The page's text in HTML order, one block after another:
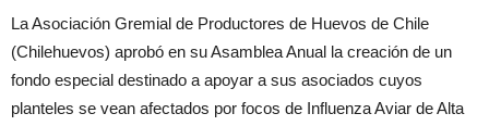
La Asociación Gremial de Productores de Huevos de Chile
(Chilehuevos) aprobó en su Asamblea Anual la creación de un
fondo especial destinado a apoyar a sus asociados cuyos
planteles se vean afectados por focos de Influenza Aviar de Alta